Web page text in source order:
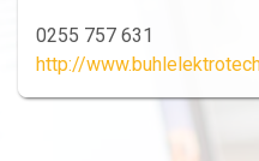
0255 757 631
http://